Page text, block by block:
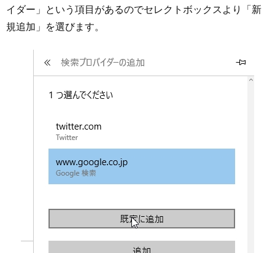
イダー」という項目があるのでセレクトボックスより「新
規追加」を選びます。